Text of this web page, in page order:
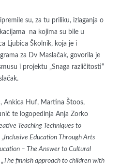
su, za tu priliku, izlaganja o
na kojima su bile u
Ljubica Školnik, koja je i
za Dv Maslačak, govorila je
i projektu „Snaga različitosti“
Ankica Huf, Martina Štoos,
te logopedinja Anja Zorko
Teaching Techniques to
„Inclusive Education Through Arts
– The Answer to Cultural
The finnish approach to children with